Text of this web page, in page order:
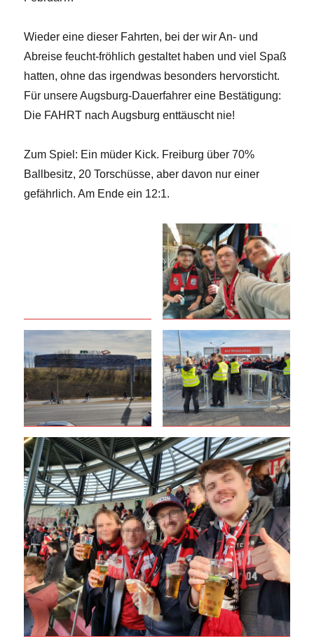
Wieder eine dieser Fahrten, bei der wir An- und
Abreise feucht-fröhlich gestaltet haben und viel Spaß
hatten, ohne das irgendwas besonders hervorsticht.
Für unsere Augsburg-Dauerfahrer eine Bestätigung:
Die FAHRT nach Augsburg enttäuscht nie!
Zum Spiel: Ein müder Kick. Freiburg über 70%
Ballbesitz, 20 Torschüsse, aber davon nur einer
gefährlich. Am Ende ein 12:1.